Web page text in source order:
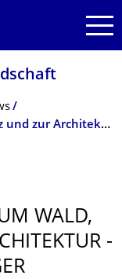
Vortrag: Gedanken zum Wald, zum Holz und zur Architektur - Max Otto Zitzelsberger
WALD,
-